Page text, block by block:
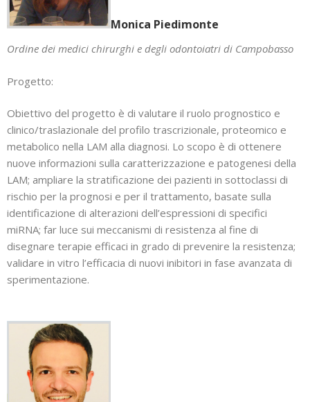
Monica Piedimonte
Ordine dei medici chirurghi e degli odontoiatri di Campobasso
Progetto:
Obiettivo del progetto è di valutare il ruolo prognostico e
clinico/traslazionale del profilo trascrizionale, proteomico e
metabolico nella LAM alla diagnosi. Lo scopo è di ottenere
nuove informazioni sulla caratterizzazione e patogenesi della
LAM; ampliare la stratificazione dei pazienti in sottoclassi di
rischio per la prognosi e per il trattamento, basate sulla
identificazione di alterazioni dell’espressioni di specifici
miRNA; far luce sui meccanismi di resistenza al fine di
disegnare terapie efficaci in grado di prevenire la resistenza;
validare in vitro l’efficacia di nuovi inibitori in fase avanzata di
sperimentazione.